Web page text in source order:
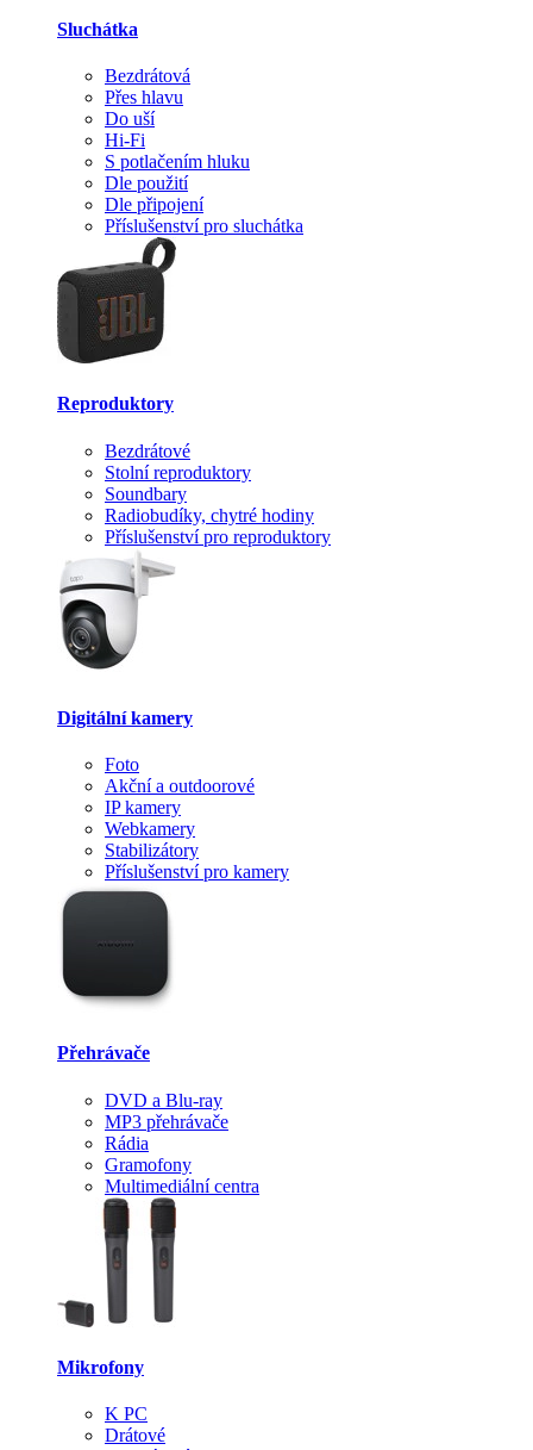
Sluchátka
Bezdrátová
Přes hlavu
Do uší
Hi-Fi
S potlačením hluku
Dle použití
Dle připojení
Příslušenství pro sluchátka
Reproduktory
Bezdrátové
Stolní reproduktory
Soundbary
Radiobudíky, chytré hodiny
Příslušenství pro reproduktory
Digitální kamery
Foto
Akční a outdoorové
IP kamery
Webkamery
Stabilizátory
Příslušenství pro kamery
Přehrávače
DVD a Blu-ray
MP3 přehrávače
Rádia
Gramofony
Multimediální centra
Mikrofony
K PC
Drátové